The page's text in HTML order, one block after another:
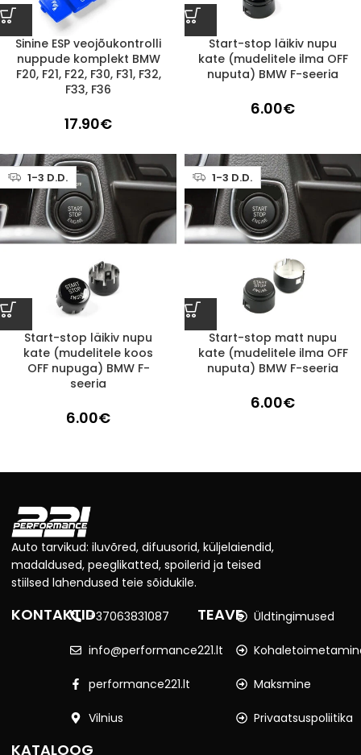
Sinine ESP veojõukontrolli
nuppude komplekt BMW
F20, F21, F22, F30, F31, F32,
F33, F36
17.90€
Start-stop läikiv nupu
kate (mudelitele ilma OFF
nuputa) BMW F-seeria
6.00€
1-3 D.D.
Start-stop läikiv nupu
kate (mudelitele koos
OFF nupuga) BMW F-
seeria
6.00€
1-3 D.D.
Start-stop matt nupu
kate (mudelitele ilma OFF
nuputa) BMW F-seeria
6.00€
Auto tarvikud: iluvõred, difuusorid, küljelaiendid,
madaldused, peeglikatted, spoilerid ja teised
stiilsed lahendused teie sõidukile.
KONTAKTID+37063831087
info@performance221.lt
performance221.lt
Vilnius
TEAVE Üldtingimused
Maksmine
Privaatsuspoliitika
KATALOOG